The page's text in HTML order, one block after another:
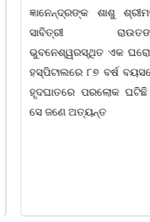
ଜ୍ଞାନେନ୍ଦ୍ରଙ୍କ ଶାଶୁ ଶ୍ରୀମତୀ
ସାବିତ୍ରୀ ରାଉତଙ୍କ
ଭୁବନେଶ୍ୱରସ୍ଥିତ ଏକ ଘରୋଇ
ହସ୍ପିଟାଲରେ ୮୭ ବର୍ଷ ବୟସରେ
ହୃଦଘାତରେ ପରଲୋକ ଘଟିଛି ।
ସେ ଜଣେ ଅତ୍ୟନ୍ତ